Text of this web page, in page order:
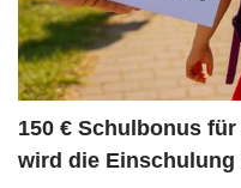
150 € Schulbonus
wird die Einschulung